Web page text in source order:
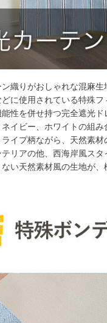
織りがおしゃれな混麻生
に使用されている特殊
性を併せ持つ完全遮光ド
イビー、ホワイトの組み
イプ柄ながら、天然素材
リアの他、西海岸風スタ
い天然素材風の生地が